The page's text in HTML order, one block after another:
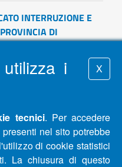
INTERRUZIONE E
DI
24/11/2020 AL
INTERRUZIONE E
16/11/2020 AL
i
X
tecnici. Per accedere
nel sito potrebbe
di cookie statistici
La chiusura di questo